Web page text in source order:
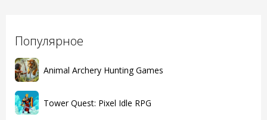
Популярное
Animal Archery Hunting Games
Tower Quest: Pixel Idle RPG